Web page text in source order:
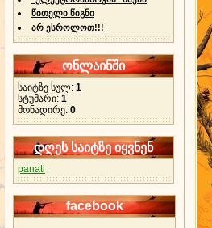
წითელი წიგნი
არ ესროლოთ!!!
ონლაინში
საიტზე სულ: 1
სტუმარი: 1
მონადირე: 0
დღეს საიტზე იყვნენ
panati
facebook